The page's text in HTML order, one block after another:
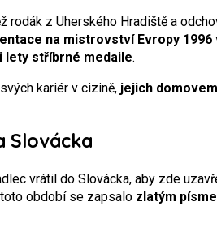
rodák z Uherského Hradiště a
na mistrovství Evropy 1996
lety stříbrné medaile.
kariér v cizině, jejich
Slovácka
vrátil do Slovácka, aby zde
období se zapsalo zlatým